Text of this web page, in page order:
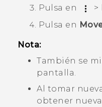
Pulsa en
>
Pulsa en
Nota:
También se
pantalla.
Al tomar
obtener